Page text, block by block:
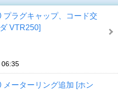
プラグキャップ、コード交
VTR250]
06:35
メーターリング追加 [ホン